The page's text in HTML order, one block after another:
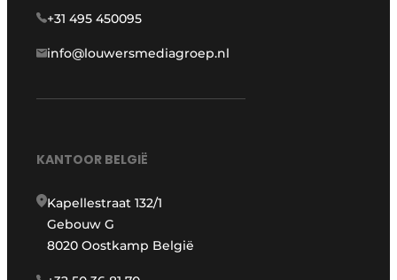
+31 495 450095
info@louwersmediagroep.nl
KANTOOR BELGIË
Kapellestraat 132/1
Gebouw G
8020 Oostkamp België